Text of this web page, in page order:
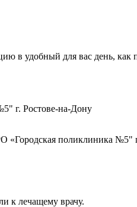
в удобный для вас день, как
г. Ростове-на-Дону
«Городская поликлиника №5"
к лечащему врачу.